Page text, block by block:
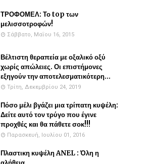
ΤΡΟΦΟΜΕΛ: Το top των
μελισσοτροφών!
Σάββατο, Μαΐου 16, 2015
Βέλτιστη θεραπεία με οξαλικό οξύ
χωρίς απώλειες. Οι επιστήμονες
εξηγούν την αποτελεσματικότερη...
Τρίτη, Δεκεμβρίου 24, 2019
Πόσο μέλι βγάζει μια τρίπατη κυψέλη:
Δείτε αυτό τον τρύγο που έγινε
προχθές και θα πάθετε σοκ!!!
Παρασκευή, Ιουλίου 01, 2016
Πλαστικη κυψέλη ANEL : Όλη η